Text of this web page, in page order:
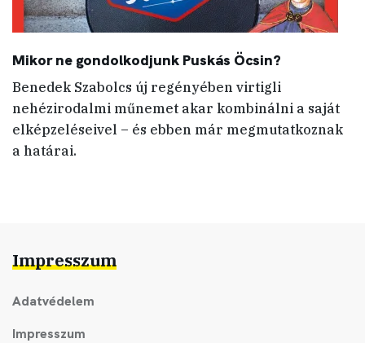
Mikor ne gondolkodjunk Puskás Öcsin?
Benedek Szabolcs új regényében virtigli
nehézirodalmi műnemet akar kombinálni a saját
elképzeléseivel – és ebben már megmutatkoznak
a határai.
Impresszum
Adatvédelem
Impresszum